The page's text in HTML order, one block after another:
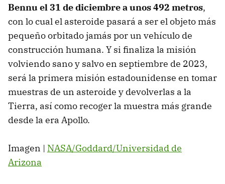
Bennu el 31 de diciembre a unos 492 metros,
con lo cual el asteroide pasará a ser el objeto más
pequeño orbitado jamás por un vehículo de
construcción humana. Y si finaliza la misión
volviendo sano y salvo en septiembre de 2023,
será la primera misión estadounidense en tomar
muestras de un asteroide y devolverlas a la
Tierra, así como recoger la muestra más grande
desde la era Apollo.
Imagen | NASA/Goddard/Universidad de
Arizona